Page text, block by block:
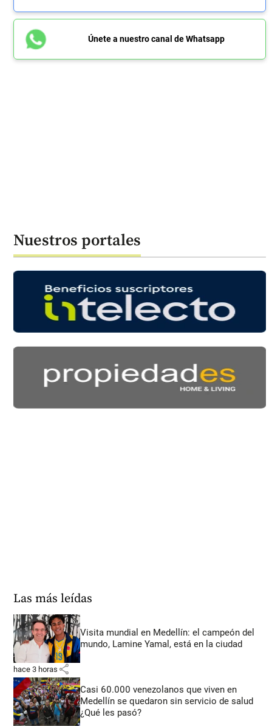
Únete a nuestro canal de Whatsapp
Nuestros portales
Las más leídas
Visita mundial en Medellín: el campeón del
mundo, Lamine Yamal, está en la ciudad
hace 3 horas share
Casi 60.000 venezolanos que viven en
Medellín se quedaron sin servicio de salud
¿Qué les pasó?